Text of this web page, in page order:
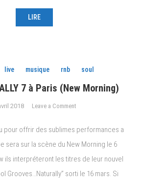
LIRE
live musique rnb soul
7 à Paris (New Morning)
2018 Leave a Commenton
NATURALLY
à
Paris
(New
pour offrir des sublimes performances a
sera sur la scène du New Morning le 6
ils interpréteront les titres de leur nouvel
Grooves…Naturally” sorti le 16 mars. Si